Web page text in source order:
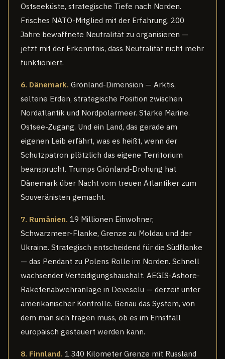
Ostseeküste, strategische Tiefe nach Norden.
Frisches NATO-Mitglied mit der Erfahrung, 200
Jahre bewaffnete Neutralität zu organisieren —
jetzt mit der Erkenntnis, dass Neutralität nicht mehr
funktioniert.
6. Dänemark. Grönland-Dimension — Arktis,
seltene Erden, strategische Position zwischen
Nordatlantik und Nordpolarmeer. Starke Marine.
Ostsee-Zugang. Und ein Land, das gerade am
eigenen Leib erfährt, was es heißt, wenn der
Schutzpatron plötzlich das eigene Territorium
beansprucht. Trumps Grönland-Drohung hat
Dänemark über Nacht vom treuen Atlantiker zum
Souveränisten gemacht.
7. Rumänien. 19 Millionen Einwohner,
Schwarzmeer-Flanke, Grenze zu Moldau und der
Ukraine. Strategisch entscheidend für die Südflanke
— das Pendant zu Polens Rolle im Norden. Schnell
wachsender Verteidigungshaushalt. AEGIS-Ashore-
Raketenabwehranlage in Deveselu — derzeit unter
amerikanischer Kontrolle. Genau das System, von
dem man sich fragen muss, ob es im Ernstfall
europäisch gesteuert werden kann.
8. Finnland. 1.340 Kilometer Grenze mit Russland